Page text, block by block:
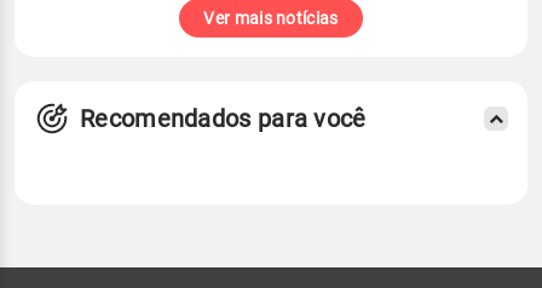
Ver mais notícias
Recomendados para você